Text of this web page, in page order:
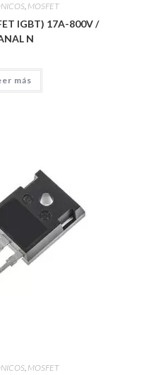
, MOSFET
IGBT) 17A-800V /
N
más
, MOSFET